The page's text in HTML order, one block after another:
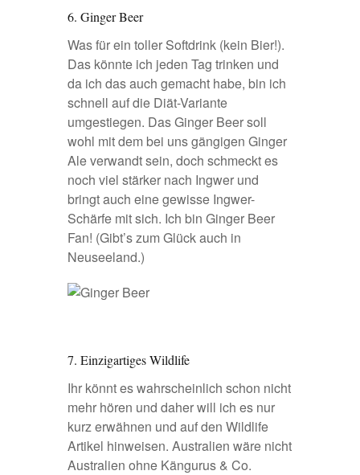
6. Ginger Beer
Was für ein toller Softdrink (kein Bier!).
Das könnte ich jeden Tag trinken und
da ich das auch gemacht habe, bin ich
schnell auf die Diät-Variante
umgestiegen. Das Ginger Beer soll
wohl mit dem bei uns gängigen Ginger
Ale verwandt sein, doch schmeckt es
noch viel stärker nach Ingwer und
bringt auch eine gewisse Ingwer-
Schärfe mit sich. Ich bin Ginger Beer
Fan! (Gibt’s zum Glück auch in
Neuseeland.)
7. Einzigartiges Wildlife
Ihr könnt es wahrscheinlich schon nicht
mehr hören und daher will ich es nur
kurz erwähnen und auf den Wildlife
Artikel hinweisen. Australien wäre nicht
Australien ohne Kängurus & Co.